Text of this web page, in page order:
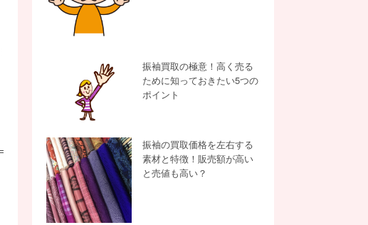
振袖買取の極意！高く売る
ために知っておきたい5つの
ポイント
振袖の買取価格を左右する
素材と特徴！販売額が高い
と売値も高い？